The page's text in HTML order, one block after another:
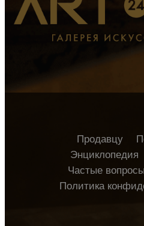
Продавцу
Энциклопедия
Частые вопросы
Политика